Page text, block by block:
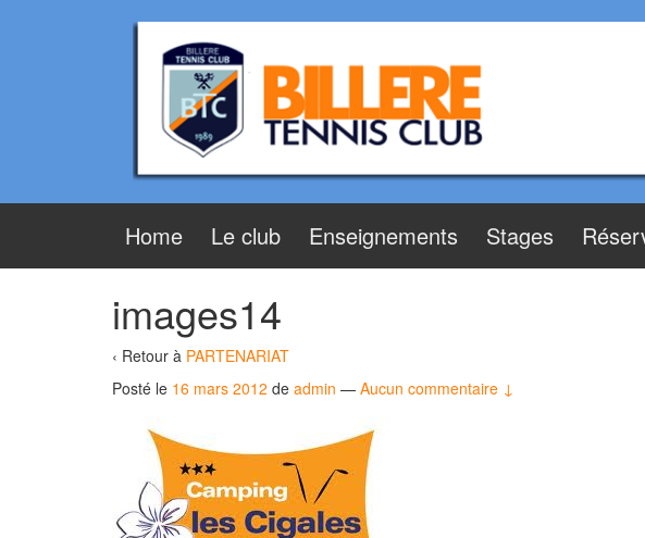
Home Le club Enseignements Stages
images14
‹ Retour à PARTENARIAT
Posté le 16 mars 2012 de admin — Aucun commentaire ↓